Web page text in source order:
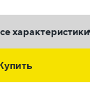
характеристики